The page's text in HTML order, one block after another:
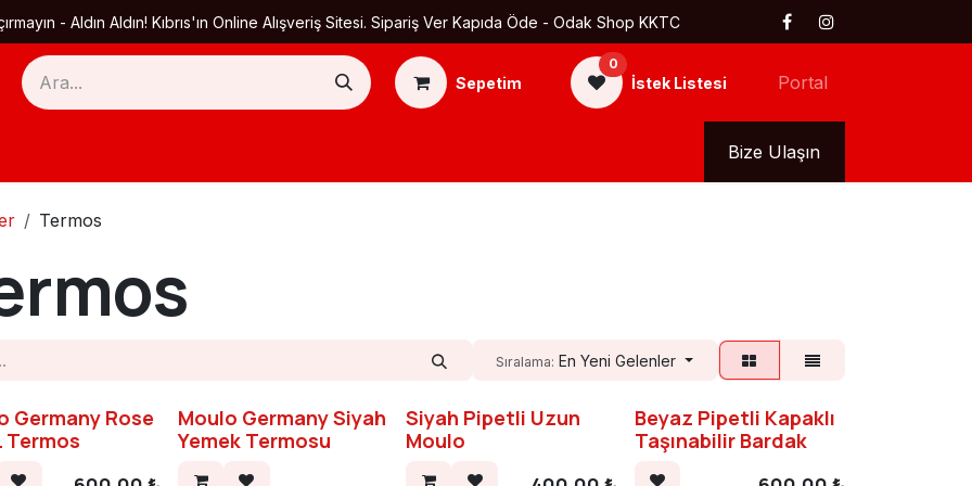
- Aldın Aldın! Kıbrıs'ın Online Alışveriş Sitesi. Sipariş Ver Kapıda Öde - Odak Shop KKTC
Sepetim
0
İstek Listesi Portal
Bize Ulaşın
Termos
Sıralama: En Yeni Gelenler
Germany Rose
Termos
Moulo Germany Siyah
Yemek Termosu
Siyah Pipetli Uzun
Moulo
Beyaz Pipetli Kapaklı
Taşınabilir Bardak